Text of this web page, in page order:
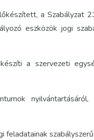
a Szabályzat
eszközök jogi
a szervezeti
feladatainak